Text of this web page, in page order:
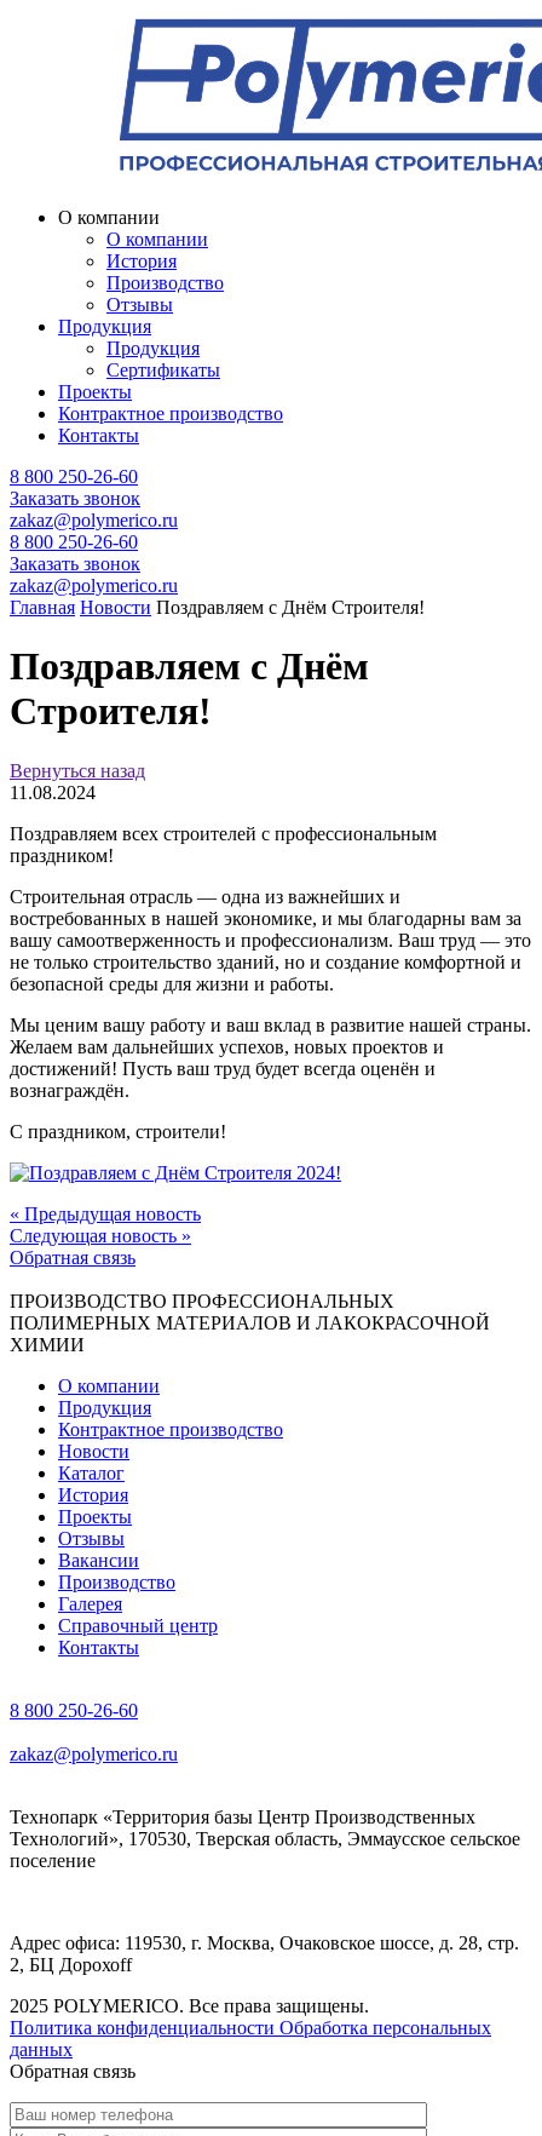
О компании
О компании
История
Производство
Отзывы
Продукция
Продукция
Сертификаты
Проекты
Контрактное производство
Контакты
8 800 250-26-60
Заказать звонок
zakaz@polymerico.ru
8 800 250-26-60
Заказать звонок
zakaz@polymerico.ru
Главная Новости Поздравляем с Днём Строителя!
Поздравляем с Днём
Строителя!
Вернуться назад
11.08.2024
Поздравляем всех строителей с профессиональным
праздником!
Строительная отрасль — одна из важнейших и
востребованных в нашей экономике, и мы благодарны вам за
вашу самоотверженность и профессионализм. Ваш труд — это
не только строительство зданий, но и создание комфортной и
безопасной среды для жизни и работы.
Мы ценим вашу работу и ваш вклад в развитие нашей страны.
Желаем вам дальнейших успехов, новых проектов и
достижений! Пусть ваш труд будет всегда оценён и
вознаграждён.
С праздником, строители!
« Предыдущая новость
Следующая новость »
Обратная связь
ПРОИЗВОДСТВО ПРОФЕССИОНАЛЬНЫХ
ПОЛИМЕРНЫХ МАТЕРИАЛОВ И ЛАКОКРАСОЧНОЙ
ХИМИИ
О компании
Продукция
Контрактное производство
Новости
Каталог
История
Проекты
Отзывы
Вакансии
Производство
Галерея
Справочный центр
Контакты
8 800 250-26-60
zakaz@polymerico.ru
Технопарк «Территория базы Центр Производственных
Технологий», 170530, Тверская область, Эммаусское сельское
поселение
Адрес офиса: 119530, г. Москва, Очаковское шоссе, д. 28, стр.
2, БЦ Дорохоff
2025 POLYMERICO. Все права защищены.
Политика конфиденциальности Обработка персональных
данных
Обратная связь